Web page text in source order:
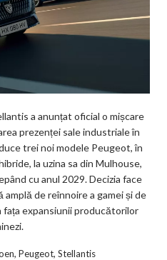
a anunțat oficial o mișcare
prezenței sale industriale în
trei noi modele Peugeot, în
la uzina sa din Mulhouse,
cu anul 2029. Decizia face
de reînnoire a gamei și de
expansiunii producătorilor
, Peugeot, Stellantis